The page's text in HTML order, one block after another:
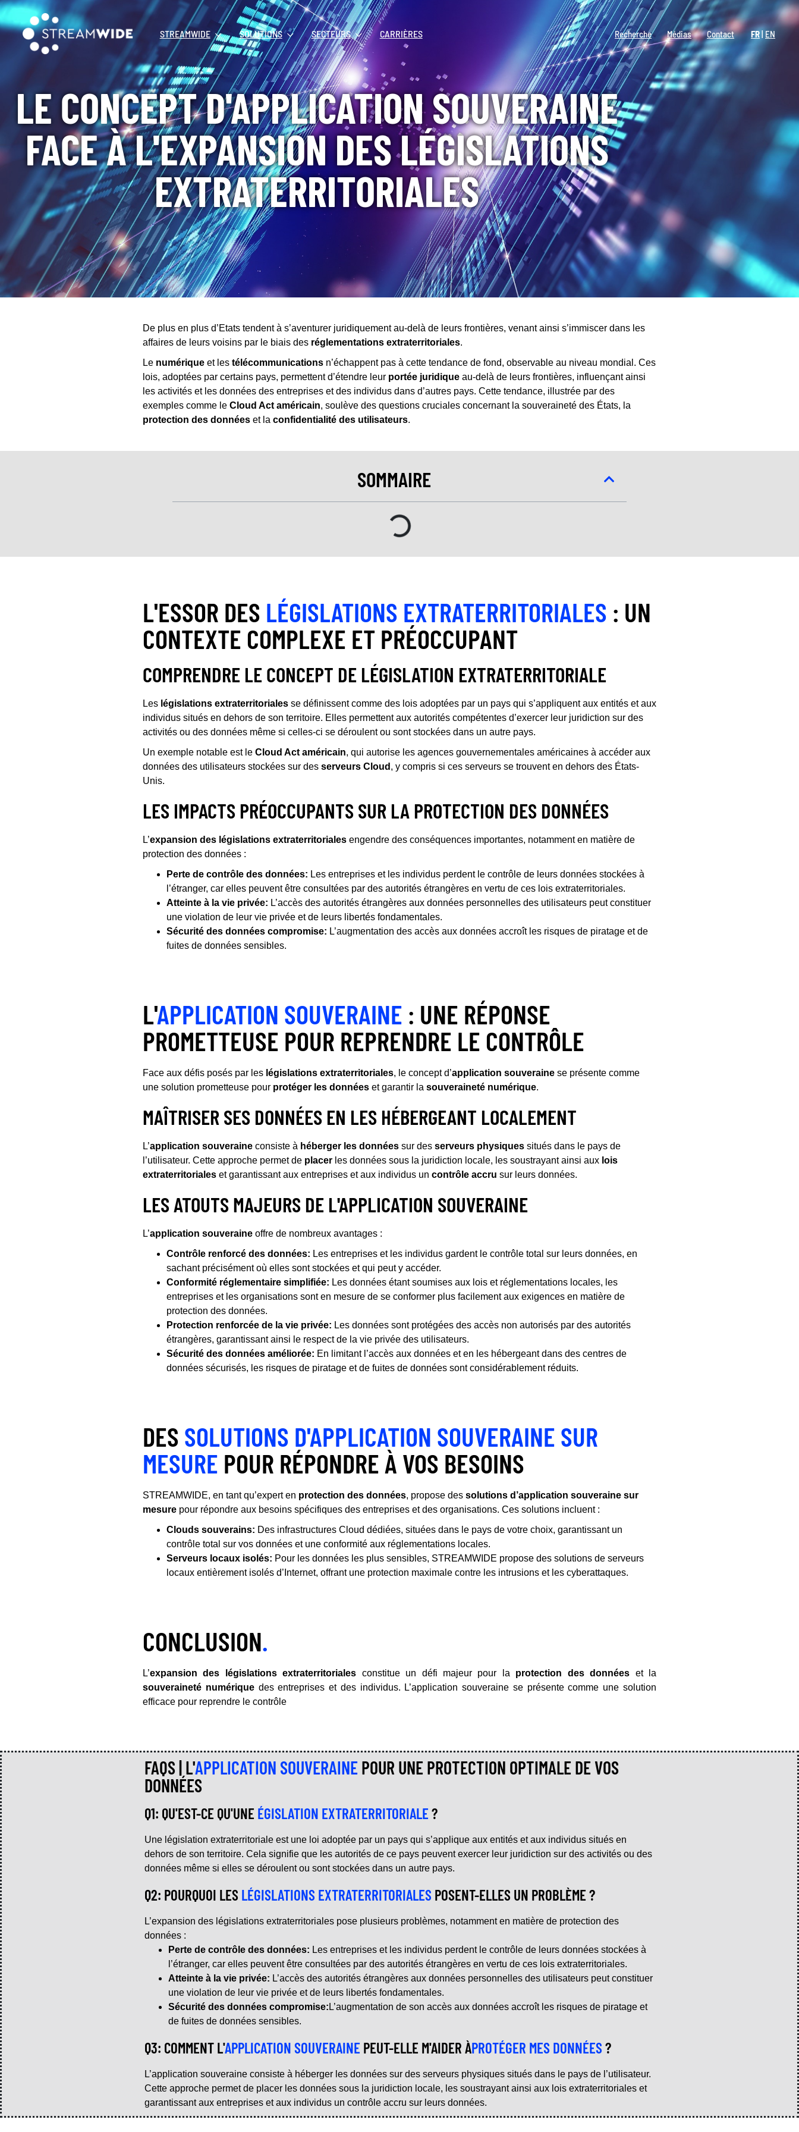
STREAMWIDE SOLUTIONS SECTEURS CARRIÈRES Recherche Médias Contact FR EN
LE CONCEPT D'APPLICATION SOUVERAINE
FACE À L'EXPANSION DES LÉGISLATIONS
EXTRATERRITORIALES
De plus en plus d’Etats tendent à s’aventurer juridiquement au-delà de leurs frontières, venant ainsi s’immiscer dans les
affaires de leurs voisins par le biais des réglementations extraterritoriales.
Le numérique et les télécommunications n’échappent pas à cette tendance de fond, observable au niveau mondial. Ces
lois, adoptées par certains pays, permettent d’étendre leur portée juridique au-delà de leurs frontières, influençant ainsi
les activités et les données des entreprises et des individus dans d’autres pays. Cette tendance, illustrée par des
exemples comme le Cloud Act américain, soulève des questions cruciales concernant la souveraineté des États, la
protection des données et la confidentialité des utilisateurs.
SOMMAIRE
L'ESSOR DES LÉGISLATIONS EXTRATERRITORIALES : UN
CONTEXTE COMPLEXE ET PRÉOCCUPANT
COMPRENDRE LE CONCEPT DE LÉGISLATION EXTRATERRITORIALE
Les législations extraterritoriales se définissent comme des lois adoptées par un pays qui s’appliquent aux entités et aux
individus situés en dehors de son territoire. Elles permettent aux autorités compétentes d’exercer leur juridiction sur des
activités ou des données même si celles-ci se déroulent ou sont stockées dans un autre pays.
Un exemple notable est le Cloud Act américain, qui autorise les agences gouvernementales américaines à accéder aux
données des utilisateurs stockées sur des serveurs Cloud , y compris si ces serveurs se trouvent en dehors des États-
Unis.
LES IMPACTS PRÉOCCUPANTS SUR LA PROTECTION DES DONNÉES
L’expansion des législations extraterritoriales engendre des conséquences importantes, notamment en matière de
protection des données :
Perte de contrôle des données: Les entreprises et les individus perdent le contrôle de leurs données stockées à
l’étranger, car elles peuvent être consultées par des autorités étrangères en vertu de ces lois extraterritoriales.
Atteinte à la vie privée: L’accès des autorités étrangères aux données personnelles des utilisateurs peut constituer
une violation de leur vie privée et de leurs libertés fondamentales.
Sécurité des données compromise: L’augmentation des accès aux données accroît les risques de piratage et de
fuites de données sensibles.
L'APPLICATION SOUVERAINE : UNE RÉPONSE
PROMETTEUSE POUR REPRENDRE LE CONTRÔLE
Face aux défis posés par les législations extraterritoriales, le concept d’application souveraine se présente comme
une solution prometteuse pour protéger les données et garantir la souveraineté numérique.
MAÎTRISER SES DONNÉES EN LES HÉBERGEANT LOCALEMENT
L’application souveraine consiste à héberger les données sur des serveurs physiques situés dans le pays de
l’utilisateur. Cette approche permet de placer les données sous la juridiction locale, les soustrayant ainsi aux lois
extraterritoriales et garantissant aux entreprises et aux individus un contrôle accru sur leurs données.
LES ATOUTS MAJEURS DE L'APPLICATION SOUVERAINE
L’application souveraine offre de nombreux avantages :
Contrôle renforcé des données: Les entreprises et les individus gardent le contrôle total sur leurs données, en
sachant précisément où elles sont stockées et qui peut y accéder.
Conformité réglementaire simplifiée: Les données étant soumises aux lois et réglementations locales, les
entreprises et les organisations sont en mesure de se conformer plus facilement aux exigences en matière de
protection des données.
Protection renforcée de la vie privée: Les données sont protégées des accès non autorisés par des autorités
étrangères, garantissant ainsi le respect de la vie privée des utilisateurs.
Sécurité des données améliorée: En limitant l’accès aux données et en les hébergeant dans des centres de
données sécurisés, les risques de piratage et de fuites de données sont considérablement réduits.
DES SOLUTIONS D'APPLICATION SOUVERAINE SUR
MESURE POUR RÉPONDRE À VOS BESOINS
STREAMWIDE, en tant qu’expert en protection des données, propose des solutions d’application souveraine sur
mesure pour répondre aux besoins spécifiques des entreprises et des organisations. Ces solutions incluent :
Clouds souverains: Des infrastructures Cloud dédiées, situées dans le pays de votre choix, garantissant un
contrôle total sur vos données et une conformité aux réglementations locales.
Serveurs locaux isolés: Pour les données les plus sensibles, STREAMWIDE propose des solutions de serveurs
locaux entièrement isolés d’Internet, offrant une protection maximale contre les intrusions et les cyberattaques.
CONCLUSION.
L’expansion des législations extraterritoriales constitue un défi majeur pour la protection des données et la
souveraineté numériquedes entreprises et des individus. L’application souveraine se présente comme une solution
efficace pour reprendre le contrôle
FAQS | L'APPLICATION SOUVERAINE POUR UNE PROTECTION OPTIMALE DE VOS
DONNÉES
Q1: QU'EST-CE QU'UNE ÉGISLATION EXTRATERRITORIALE ?
Une législation extraterritoriale est une loi adoptée par un pays qui s’applique aux entités et aux individus situés en
dehors de son territoire. Cela signifie que les autorités de ce pays peuvent exercer leur juridiction sur des activités ou des
données même si elles se déroulent ou sont stockées dans un autre pays.
Q2: POURQUOI LES LÉGISLATIONS EXTRATERRITORIALES POSENT-ELLES UN PROBLÈME ?
L’expansion des législations extraterritoriales pose plusieurs problèmes, notamment en matière de protection des
données :
Perte de contrôle des données: Les entreprises et les individus perdent le contrôle de leurs données stockées à
l’étranger, car elles peuvent être consultées par des autorités étrangères en vertu de ces lois extraterritoriales.
Atteinte à la vie privée: L’accès des autorités étrangères aux données personnelles des utilisateurs peut constituer
une violation de leur vie privée et de leurs libertés fondamentales.
Sécurité des données compromise: L’augmentation de son accès aux données accroît les risques de piratage et
de fuites de données sensibles.
Q3: COMMENT L'APPLICATION SOUVERAINE PEUT-ELLE M'AIDER ÀPROTÉGER MES DONNÉES ?
L’application souveraine consiste à héberger les données sur des serveurs physiques situés dans le pays de l’utilisateur.
Cette approche permet de placer les données sous la juridiction locale, les soustrayant ainsi aux lois extraterritoriales et
garantissant aux entreprises et aux individus un contrôle accru sur leurs données.